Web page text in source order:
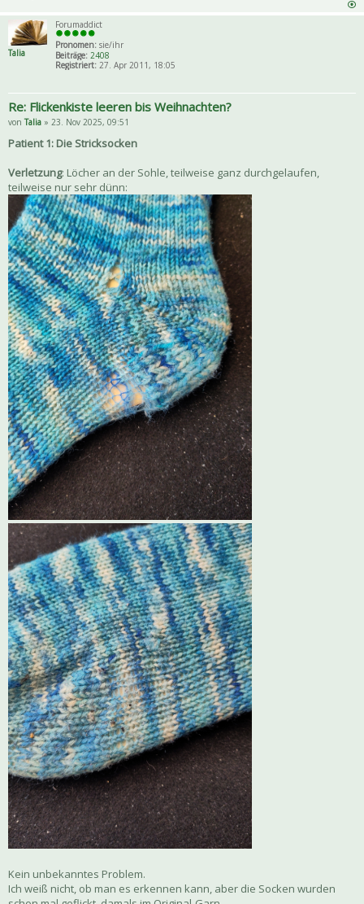
Talia
Forumaddict
Pronomen: sie/ihr
Beiträge: 2408
Registriert: 27. Apr 2011, 18:05
Re: Flickenkiste leeren bis Weihnachten?
von Talia » 23. Nov 2025, 09:51
Patient 1: Die Stricksocken
Verletzung: Löcher an der Sohle, teilweise ganz durchgelaufen,
teilweise nur sehr dünn:
Kein unbekanntes Problem.
Ich weiß nicht, ob man es erkennen kann, aber die Socken wurden